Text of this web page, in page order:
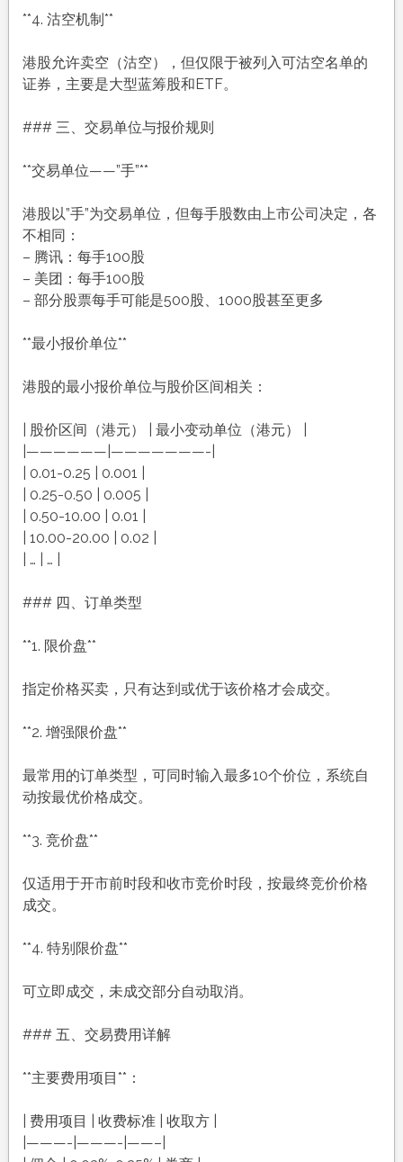
**4. 沽空机制**
港股允许卖空（沽空），但仅限于被列入可沽空名单的
证券，主要是大型蓝筹股和ETF。
### 三、交易单位与报价规则
**交易单位——”手”**
港股以”手”为交易单位，但每手股数由上市公司决定，各
不相同：
– 腾讯：每手100股
– 美团：每手100股
– 部分股票每手可能是500股、1000股甚至更多
**最小报价单位**
港股的最小报价单位与股价区间相关：
| 股价区间（港元） | 最小变动单位（港元） |
|——————|———————-|
| 0.01-0.25 | 0.001 |
| 0.25-0.50 | 0.005 |
| 0.50-10.00 | 0.01 |
| 10.00-20.00 | 0.02 |
| … | … |
### 四、订单类型
**1. 限价盘**
指定价格买卖，只有达到或优于该价格才会成交。
**2. 增强限价盘**
最常用的订单类型，可同时输入最多10个价位，系统自
动按最优价格成交。
**3. 竞价盘**
仅适用于开市前时段和收市竞价时段，按最终竞价价格
成交。
**4. 特别限价盘**
可立即成交，未成交部分自动取消。
### 五、交易费用详解
**主要费用项目**：
| 费用项目 | 收费标准 | 收取方 |
|———-|———-|——–|